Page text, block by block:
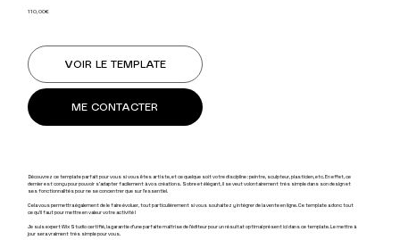
110,00€
VOIR LE TEMPLATE
ME CONTACTER
Découvrez ce template parfait pour vous si vous êtes artiste, et ce quelque soit votre discipline : peintre, sculpteur, plasticien, etc. En effet, ce
dernier est conçu pour pouvoir s'adapter facilement à vos créations. Sobre et élégant, il se veut volontairement très simple dans son design et
ses fonctionnalités pour ne se concentrer que sur l'essentiel.
Cela vous permettra également de le faire évoluer, tout particulièrement si vous souhaitez y intégrer de la vente en ligne. Ce template a donc tout
ce qu'il faut pour mettre en valeur votre activité !
Je suis expert Wix Studio certifié, la garantie d'une parfaite maîtrise de l'éditeur pour un résultat optimal présent ici dans ce template. Le mettre à
jour sera vraiment très simple pour vous.